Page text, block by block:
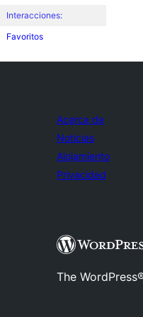
Interacciones:
Favoritos
Acerca de
Noticias
Alojamiento
Privacidad
The